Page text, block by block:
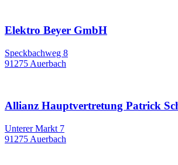
Elektro Beyer GmbH
Speckbachweg 8
91275 Auerbach
Allianz Hauptvertretung Patrick
Unterer Markt 7
91275 Auerbach